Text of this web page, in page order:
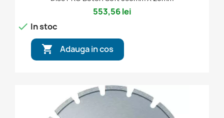
553,56 lei
 In stoc
 Adauga in cos